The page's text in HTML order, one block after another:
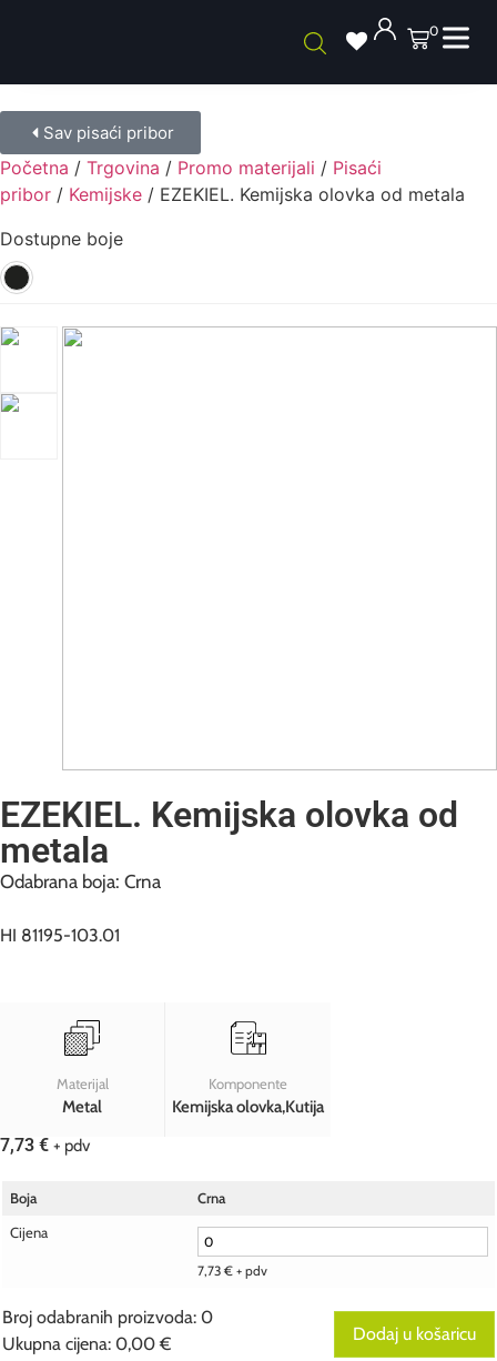
0
Sav pisaći pribor
Početna / Trgovina / Promo materijali / Pisaći
pribor / Kemijske / EZEKIEL. Kemijska olovka od metala
Dostupne boje
EZEKIEL. Kemijska olovka od
metala
Odabrana boja: Crna
HI 81195-103.01
Materijal
Metal
Komponente
Kemijska olovka,Kutija
7,73 € + pdv
Boja
Crna
Cijena
7,73 € + pdv
Broj odabranih proizvoda: 0
Ukupna cijena: 0,00 €
Dodaj u košaricu